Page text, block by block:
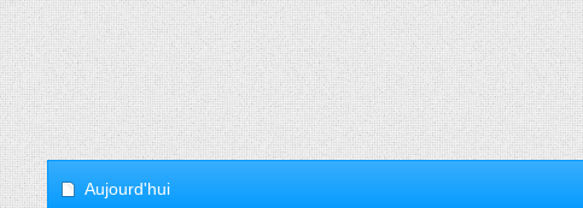
Aujourd'hui